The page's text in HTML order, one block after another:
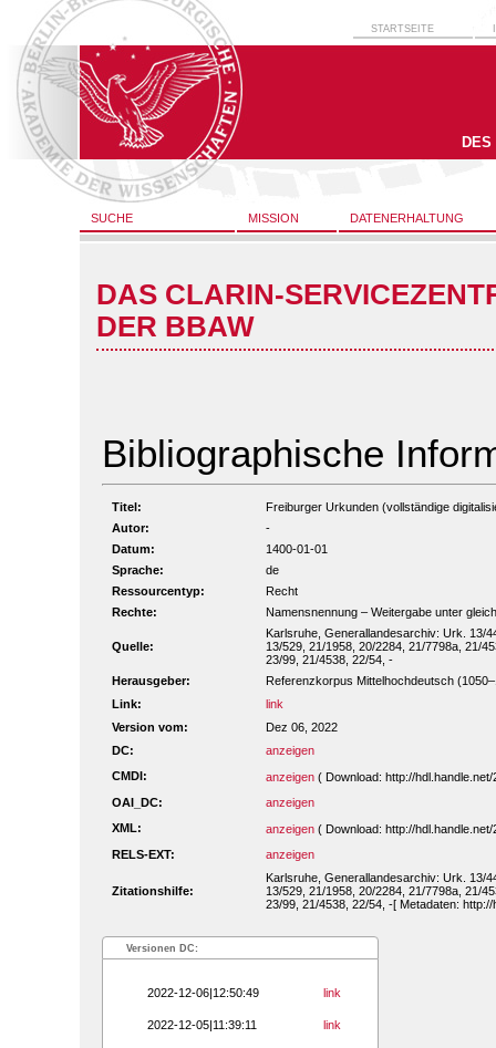
STARTSEITE
SUCHE MISSION DATENERHALTUNG
DAS CLARIN-
DER BBAW
Bibliographische
Titel:
Freiburger Urkunden (vollständige
Autor:
-
Datum:
1400-01-01
Sprache:
de
Ressourcentyp:
Recht
Rechte:
Namensnennung – Weitergabe unter
Quelle:
Karlsruhe, Generallandesarchiv: Urk. 13/
13/529, 21/1958, 20/2284, 21/7798a, 21/
23/99, 21/4538, 22/54, -
Herausgeber:
Referenzkorpus Mittelhochdeutsch
Link:
link
Version vom:
Dez 06, 2022
DC:
anzeigen
CMDI:
anzeigen ( Download: http://
OAI_DC:
anzeigen
XML:
anzeigen ( Download: http://
RELS-EXT:
anzeigen
Zitationshilfe:
Karlsruhe, Generallandesarchiv: Urk. 13/
13/529, 21/1958, 20/2284, 21/7798a, 21/
23/99, 21/4538, 22/54, -[ Metadaten:
Versionen DC:
2022-12-06|12:50:49 link
2022-12-05|11:39:11 link